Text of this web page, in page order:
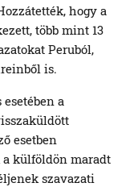
hogy a
több mint 13
Peruból,
is.
a
esetben
külföldön maradt
szavazati